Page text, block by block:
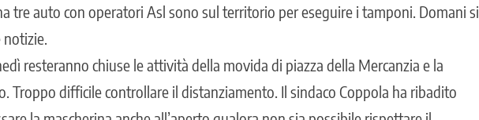
tre auto con operatori Asl sono sul territorio per eseguire i tamponi. Domani si
resteranno chiuse le attività della movida di piazza della Mercanzia e la
Troppo difficile controllare il distanziamento. Il sindaco Coppola ha ribadito